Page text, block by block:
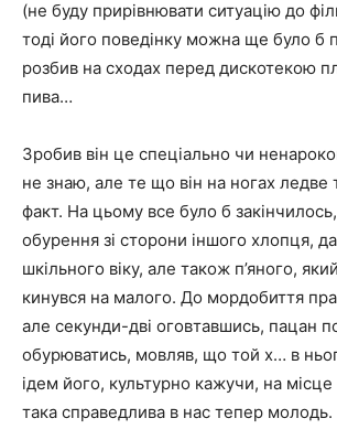
(не буду прирівнювати ситуацію до
тоді його поведінку можна ще було б
розбив на сходах перед дискотекою
пива…
Зробив він це спеціально чи
не знаю, але те що він на ногах ледве
факт. На цьому все було б
обурення зі сторони іншого хлопця,
шкільного віку, але також п’яного,
кинувся на малого. До мордобиття
але секунди-дві оговтавшись, пацан
обурюватись, мовляв, що той х… в
ідем його, культурно кажучи, на
така справедлива в нас тепер молодь.